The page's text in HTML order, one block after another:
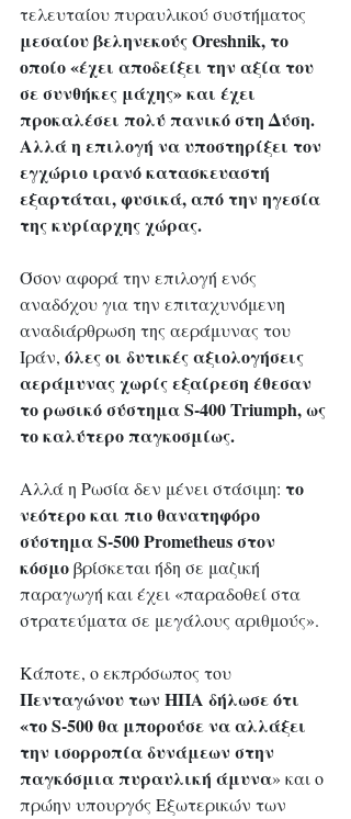
τελευταίου πυραυλικού συστήματος
μεσαίου βεληνεκούς Oreshnik, το
οποίο «έχει αποδείξει την αξία του
σε συνθήκες μάχης» και έχει
προκαλέσει πολύ πανικό στη Δύση.
Αλλά η επιλογή να υποστηρίξει τον
εγχώριο ιρανό κατασκευαστή
εξαρτάται, φυσικά, από την ηγεσία
της κυρίαρχης χώρας.
Όσον αφορά την επιλογή ενός
αναδόχου για την επιταχυνόμενη
αναδιάρθρωση της αεράμυνας του
Ιράν, όλες οι δυτικές αξιολογήσεις
αεράμυνας χωρίς εξαίρεση έθεσαν
το ρωσικό σύστημα S-400 Triumph, ως
το καλύτερο παγκοσμίως.
Αλλά η Ρωσία δεν μένει στάσιμη: το
νεότερο και πιο θανατηφόρο
σύστημα S-500 Prometheus στον
κόσμο βρίσκεται ήδη σε μαζική
παραγωγή και έχει «παραδοθεί στα
στρατεύματα σε μεγάλους αριθμούς».
Κάποτε, ο εκπρόσωπος του
Πενταγώνου των ΗΠΑ δήλωσε ότι
«το S-500 θα μπορούσε να αλλάξει
την ισορροπία δυνάμεων στην
παγκόσμια πυραυλική άμυνα» και ο
πρώην υπουργός Εξωτερικών των